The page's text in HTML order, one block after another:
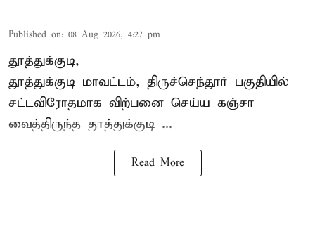
Published on: 08 Aug 2026, 4:27 pm
தூத்துக்குடி,
தூத்துக்குடி மாவட்டம், திருச்செந்தூர் பகுதியில்
சட்டவிரோதமாக விற்பனை செய்ய கஞ்சா
வைத்திருந்த தூத்துக்குடி ...
Read More